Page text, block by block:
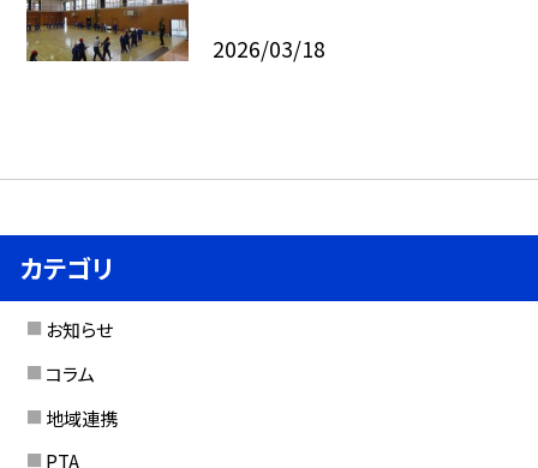
2026/03/18
カテゴリ
お知らせ
コラム
地域連携
PTA